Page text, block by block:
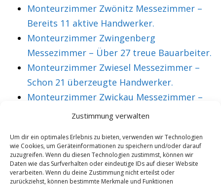
Zustimmung verwalten
Um dir ein optimales Erlebnis zu bieten, verwenden wir Technologien
wie Cookies, um Geräteinformationen zu speichern und/oder darauf
zuzugreifen. Wenn du diesen Technologien zustimmst, können wir
Daten wie das Surfverhalten oder eindeutige IDs auf dieser Website
verarbeiten. Wenn du deine Zustimmung nicht erteilst oder
zurückziehst, können bestimmte Merkmale und Funktionen
Monteurzimmer Zwönitz Messezimmer –
Bereits 11 aktive Handwerker.
Monteurzimmer Zwingenberg
Messezimmer – Über 27 treue Bauarbeiter.
Monteurzimmer Zwiesel Messezimmer –
Schon 21 überzeugte Handwerker.
Monteurzimmer Zwickau Messezimmer –
Über 36 treue Montagearbeiter.
VORHERIGER ARTIKEL
Monteurzimmer
Rhinow
NÄCHSTER ARTIKEL
Monteurzimmer
Rich Messezimmer –